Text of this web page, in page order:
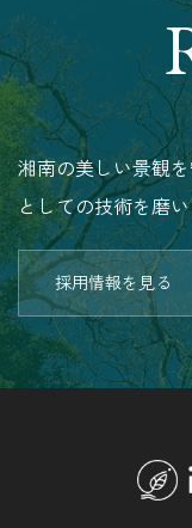
湘南の美しい景観
としての技術を磨
採用情報を見る